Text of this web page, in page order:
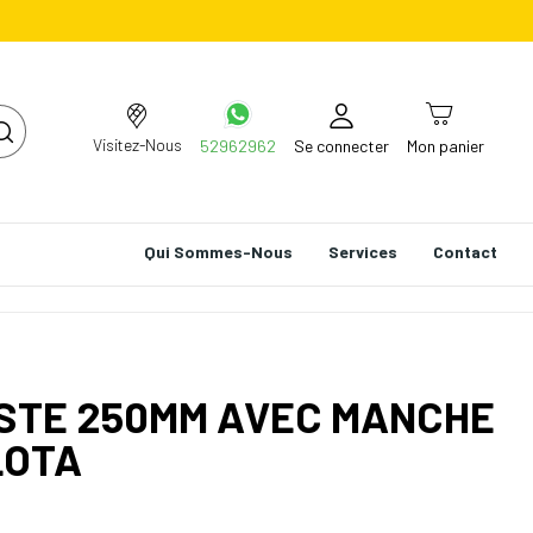
Visitez-Nous 52962962 Se connecter Mon panier
Qui Sommes-Nous Services Contact
250MM AVEC MANCHE